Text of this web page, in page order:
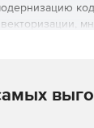
и отладки,